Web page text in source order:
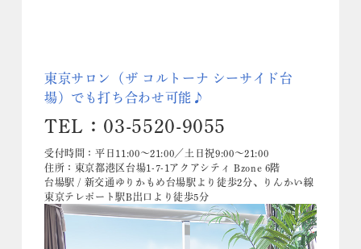
東京サロン（ザ コルトーナ シーサイド台
場）でも打ち合わせ可能♪
TEL：03-5520-9055
受付時間：平日11:00～21:00／土日祝9:00～21:00
住所：東京都港区台場1-7-1アクアシティ Bzone 6階
台場駅 / 新交通ゆりかもめ台場駅より徒歩2分、りんかい線
東京テレポート駅B出口より徒歩5分